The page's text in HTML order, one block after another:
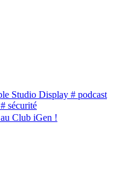
Studio Display # podcast
# sécurité
Club iGen !